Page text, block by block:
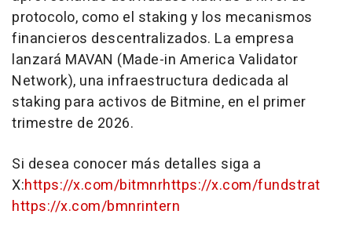
protocolo, como el staking y los mecanismos
financieros descentralizados. La empresa
lanzará MAVAN (Made-in America Validator
Network), una infraestructura dedicada al
staking para activos de Bitmine, en el primer
trimestre de 2026.
Si desea conocer más detalles siga a
X:https://x.com/bitmnrhttps://x.com/fundstrat
https://x.com/bmnrintern